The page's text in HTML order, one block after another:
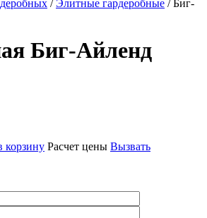
/Элитные гардеробные / Биг-
Биг-Айленд
корзину Расчет цены Вызвать